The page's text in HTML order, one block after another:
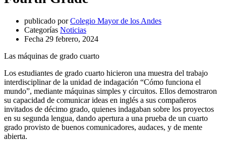
publicado por Colegio Mayor de los Andes
Categorías Noticias
Fecha 29 febrero, 2024
Las máquinas de grado cuarto
Los estudiantes de grado cuarto hicieron una muestra del trabajo
interdisciplinar de la unidad de indagación “Cómo funciona el
mundo”, mediante máquinas simples y circuitos. Ellos demostraron
su capacidad de comunicar ideas en inglés a sus compañeros
invitados de décimo grado, quienes indagaban sobre los proyectos
en su segunda lengua, dando apertura a una prueba de un cuarto
grado provisto de buenos comunicadores, audaces, y de mente
abierta.